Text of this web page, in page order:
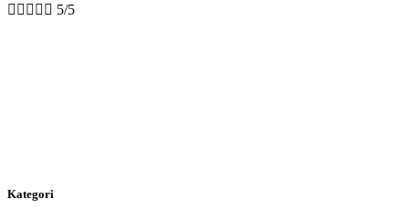
     5/5
Kategori